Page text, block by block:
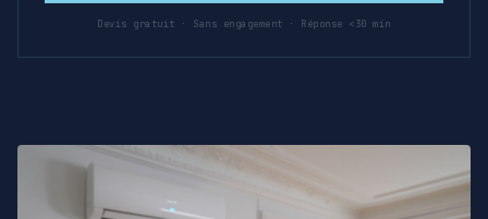
Devis gratuit · Sans engagement · Réponse <30 min